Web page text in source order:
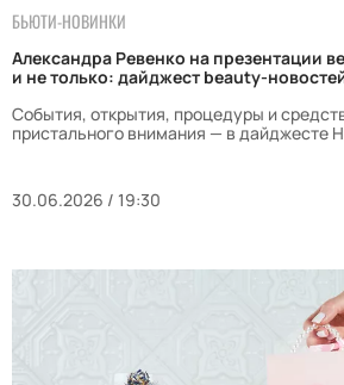
БЬЮТИ-НОВИНКИ
Александра Ревенко на презентации
и не только: дайджест beauty-
События, открытия, процедуры и
пристального внимания — в дайджесте
30.06.2026 / 19:30